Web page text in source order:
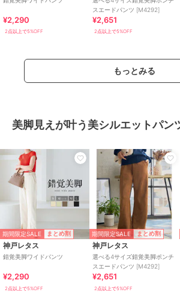
¥2,290
2点以上で5%OFF
スエードパンツ [M4292]
¥2,651
2点以上で5%OFF
もっとみる
美脚見えが叶う美シルエットパン
期間限定SALE まとめ割
神戸レタス
錯覚美脚ワイドパンツ
¥2,290
2点以上で5%OFF
期間限定SALE まとめ割
神戸レタス
選べる4サイズ錯覚美脚ポンチ
スエードパンツ [M4292]
¥2,651
2点以上で5%OFF